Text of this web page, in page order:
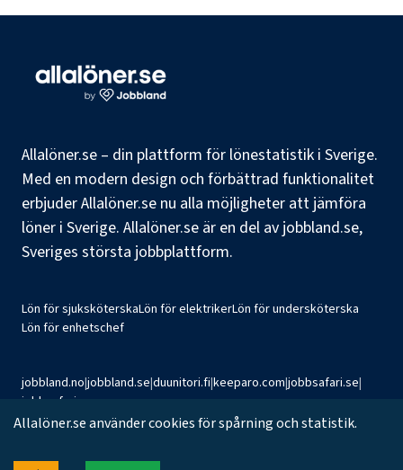
Allalöner.se – din plattform för lönestatistik i Sverige.
Med en modern design och förbättrad funktionalitet
erbjuder Allalöner.se nu alla möjligheter att jämföra
löner i Sverige. Allalöner.se är en del av jobbland.se,
Sveriges största jobbplattform.
Lön för sjuksköterskaLön för elektrikerLön för undersköterska
Lön för enhetschef
jobbland.no|jobbland.se|duunitori.fi|keeparo.com|jobbsafari.se|
jobbsafari.no
©2026 Jobbland AB
Allalöner.se använder cookies för spårning och statistik.